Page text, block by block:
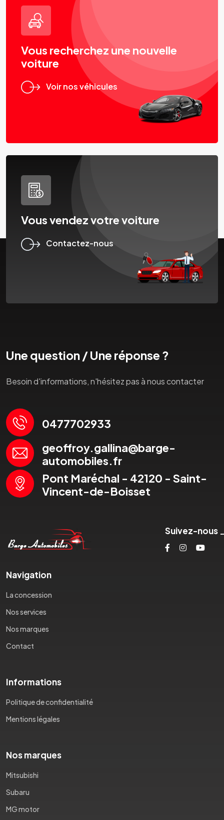
Vous recherchez une nouvelle
voiture
Voir nos véhicules
Vous vendez votre voiture
Contactez-nous
Une question / Une réponse ?
Besoin d'informations, n'hésitez pas à nous contacter
0477702933
geoffroy.gallina@barge-
automobiles.fr
Pont Maréchal - 42120 - Saint-
Vincent-de-Boisset
Suivez-nous
Navigation
La concession
Nos services
Nos marques
Contact
Informations
Politique de confidentialité
Mentions légales
Nos marques
Mitsubishi
Subaru
MG motor